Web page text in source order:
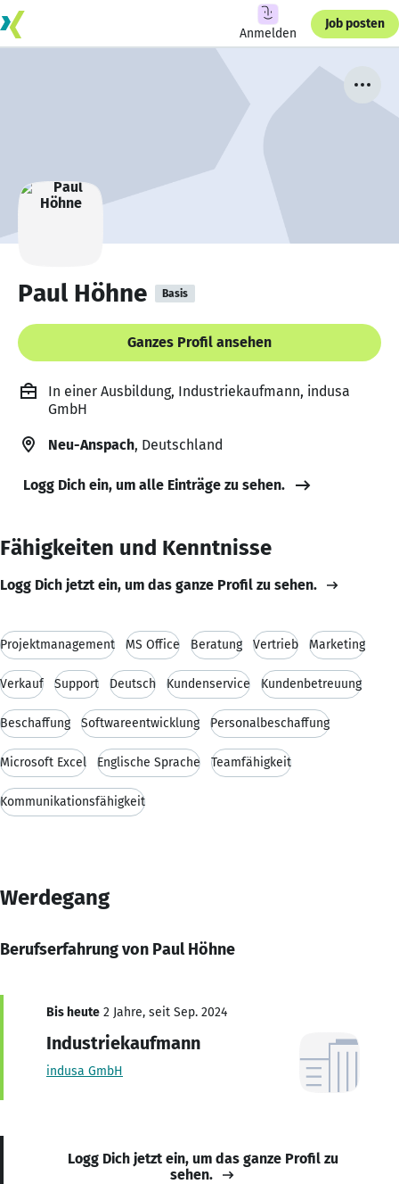
Anmelden
Job posten
Paul Höhne Basis
Ganzes Profil ansehen
In einer Ausbildung, Industriekaufmann, indusa
GmbH
Neu-Anspach, Deutschland
Logg Dich ein, um alle Einträge zu sehen.
Fähigkeiten und Kenntnisse
Logg Dich jetzt ein, um das ganze Profil zu sehen.
Projektmanagement MS Office Beratung Vertrieb Marketing
Verkauf Support Deutsch Kundenservice Kundenbetreuung
Beschaffung Softwareentwicklung Personalbeschaffung
Microsoft Excel Englische Sprache Teamfähigkeit
Kommunikationsfähigkeit
Werdegang
Berufserfahrung von Paul Höhne
Bis heute 2 Jahre, seit Sep. 2024
Industriekaufmann
indusa GmbH
Logg Dich jetzt ein, um das ganze Profil zu
sehen.